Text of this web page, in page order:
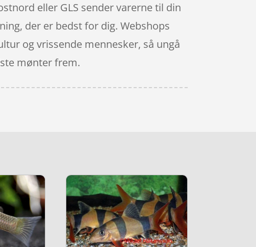
eller GLS sender varerne til din
der er bedst for dig. Webshops
og vrissende mennesker, så ungå
mønter frem.